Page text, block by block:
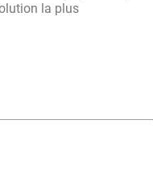
la plus